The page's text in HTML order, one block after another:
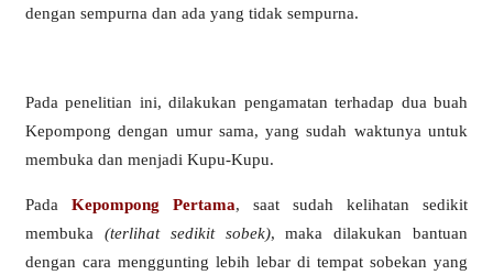
dengan sempurna dan ada yang tidak sempurna.
Pada penelitian ini, dilakukan pengamatan terhadap dua buah
Kepompong dengan umur sama, yang sudah waktunya untuk
membuka dan menjadi Kupu-Kupu.
PadaKepompong Pertama, saat sudah kelihatan sedikit
membuka (terlihat sedikit sobek), maka dilakukan bantuan
dengan cara menggunting lebih lebar di tempat sobekan yang